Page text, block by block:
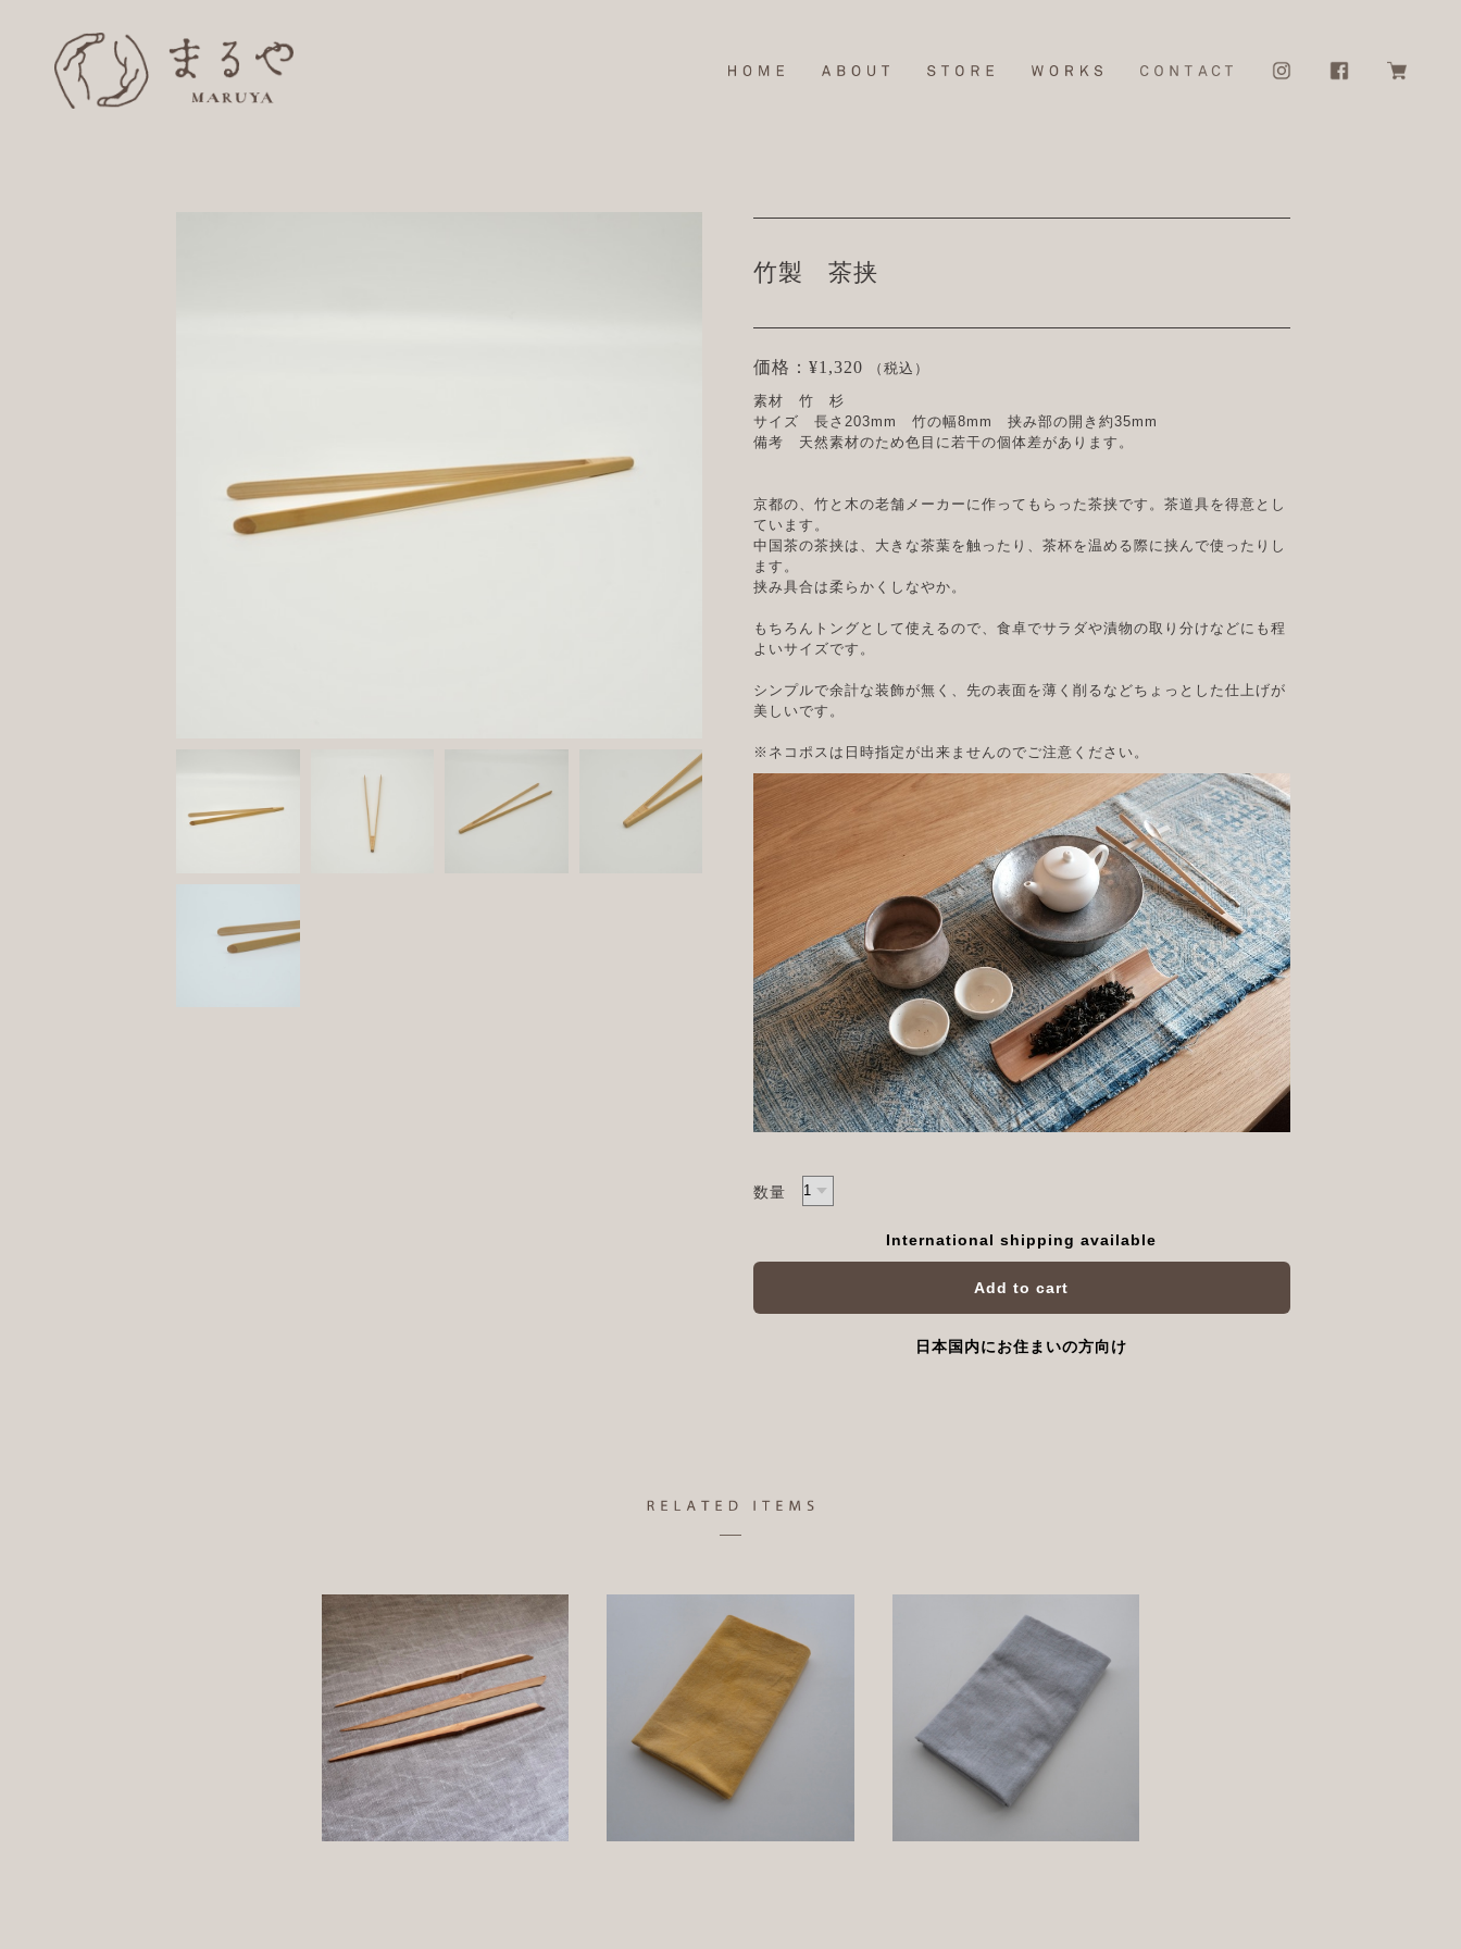
竹製 茶挟
価格：¥1,320
（税込）
素材 竹 杉
サイズ 長さ203mm 竹の幅8mm 挟み部の開き約35mm
備考 天然素材のため色目に若干の個体差があります。
京都の、竹と木の老舗メーカーに作ってもらった茶挟です。茶道具を得意とし
ています。
中国茶の茶挟は、大きな茶葉を触ったり、茶杯を温める際に挟んで使ったりし
ます。
挟み具合は柔らかくしなやか。
もちろんトングとして使えるので、食卓でサラダや漬物の取り分けなどにも程
よいサイズです。
シンプルで余計な装飾が無く、先の表面を薄く削るなどちょっとした仕上げが
美しいです。
※ネコポスは日時指定が出来ませんのでご注意ください。
数量
International shipping available
Add to cart
日本国内にお住まいの方向け
煤竹 菓子楊枝
¥715
詳しく見る
ベンガラ染め 鬱金 手ぬぐい
¥1,320
詳しく見る
ベンガラ染め 古色 手ぬぐい
¥1,320
詳しく見る